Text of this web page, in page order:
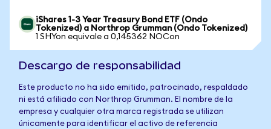
iShares 1-3 Year Treasury Bond ETF (Ondo
Tokenized) a Northrop Grumman (Ondo Tokenized)
1 SHYon equivale a 0,145362 NOCon
Descargo de responsabilidad
Este producto no ha sido emitido, patrocinado, respaldado
ni está afiliado con Northrop Grumman. El nombre de la
empresa y cualquier otra marca registrada se utilizan
únicamente para identificar el activo de referencia